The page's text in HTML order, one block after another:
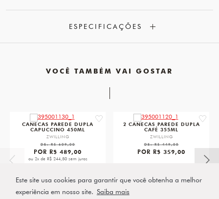
Este site usa cookies para garantir que você obtenha a melhor
experiência em nosso site. Saiba mais
ESPECIFICAÇÕES
VOCÊ TAMBÉM VAI GOSTAR
favorite
CANECAS PAREDE DUPLA
CAPUCCINO 450ML
ZWILLING
DE:R$ 609,00
POR R$ 489,00
ou 2x de R$ 244,50 sem juros
VER PRODUTO
2 CANECAS PAREDE DUPLA
CAFÉ 355ML
ZWILLING
DE:R$ 449,00
POR R$ 359,00
VER PRODUTO